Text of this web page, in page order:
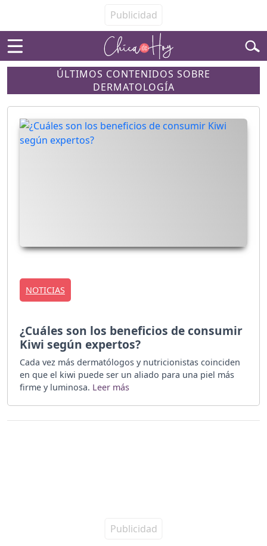
ÚLTIMOS CONTENIDOS SOBRE
DERMATOLOGÍA
NOTICIAS
¿Cuáles son los beneficios de consumir
Kiwi según expertos?
Cada vez más dermatólogos y nutricionistas coinciden
en que el kiwi puede ser un aliado para una piel más
firme y luminosa.